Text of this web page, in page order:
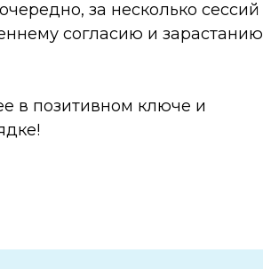
за несколько сессий
согласию и зарастанию
в позитивном ключе и